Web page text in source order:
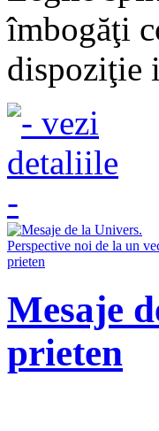
îmbogăţi
dispoziţie
Mesaje
prieten